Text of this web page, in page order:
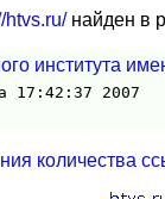
htvs.ru/найден в
института
17:42:37 2007
количества